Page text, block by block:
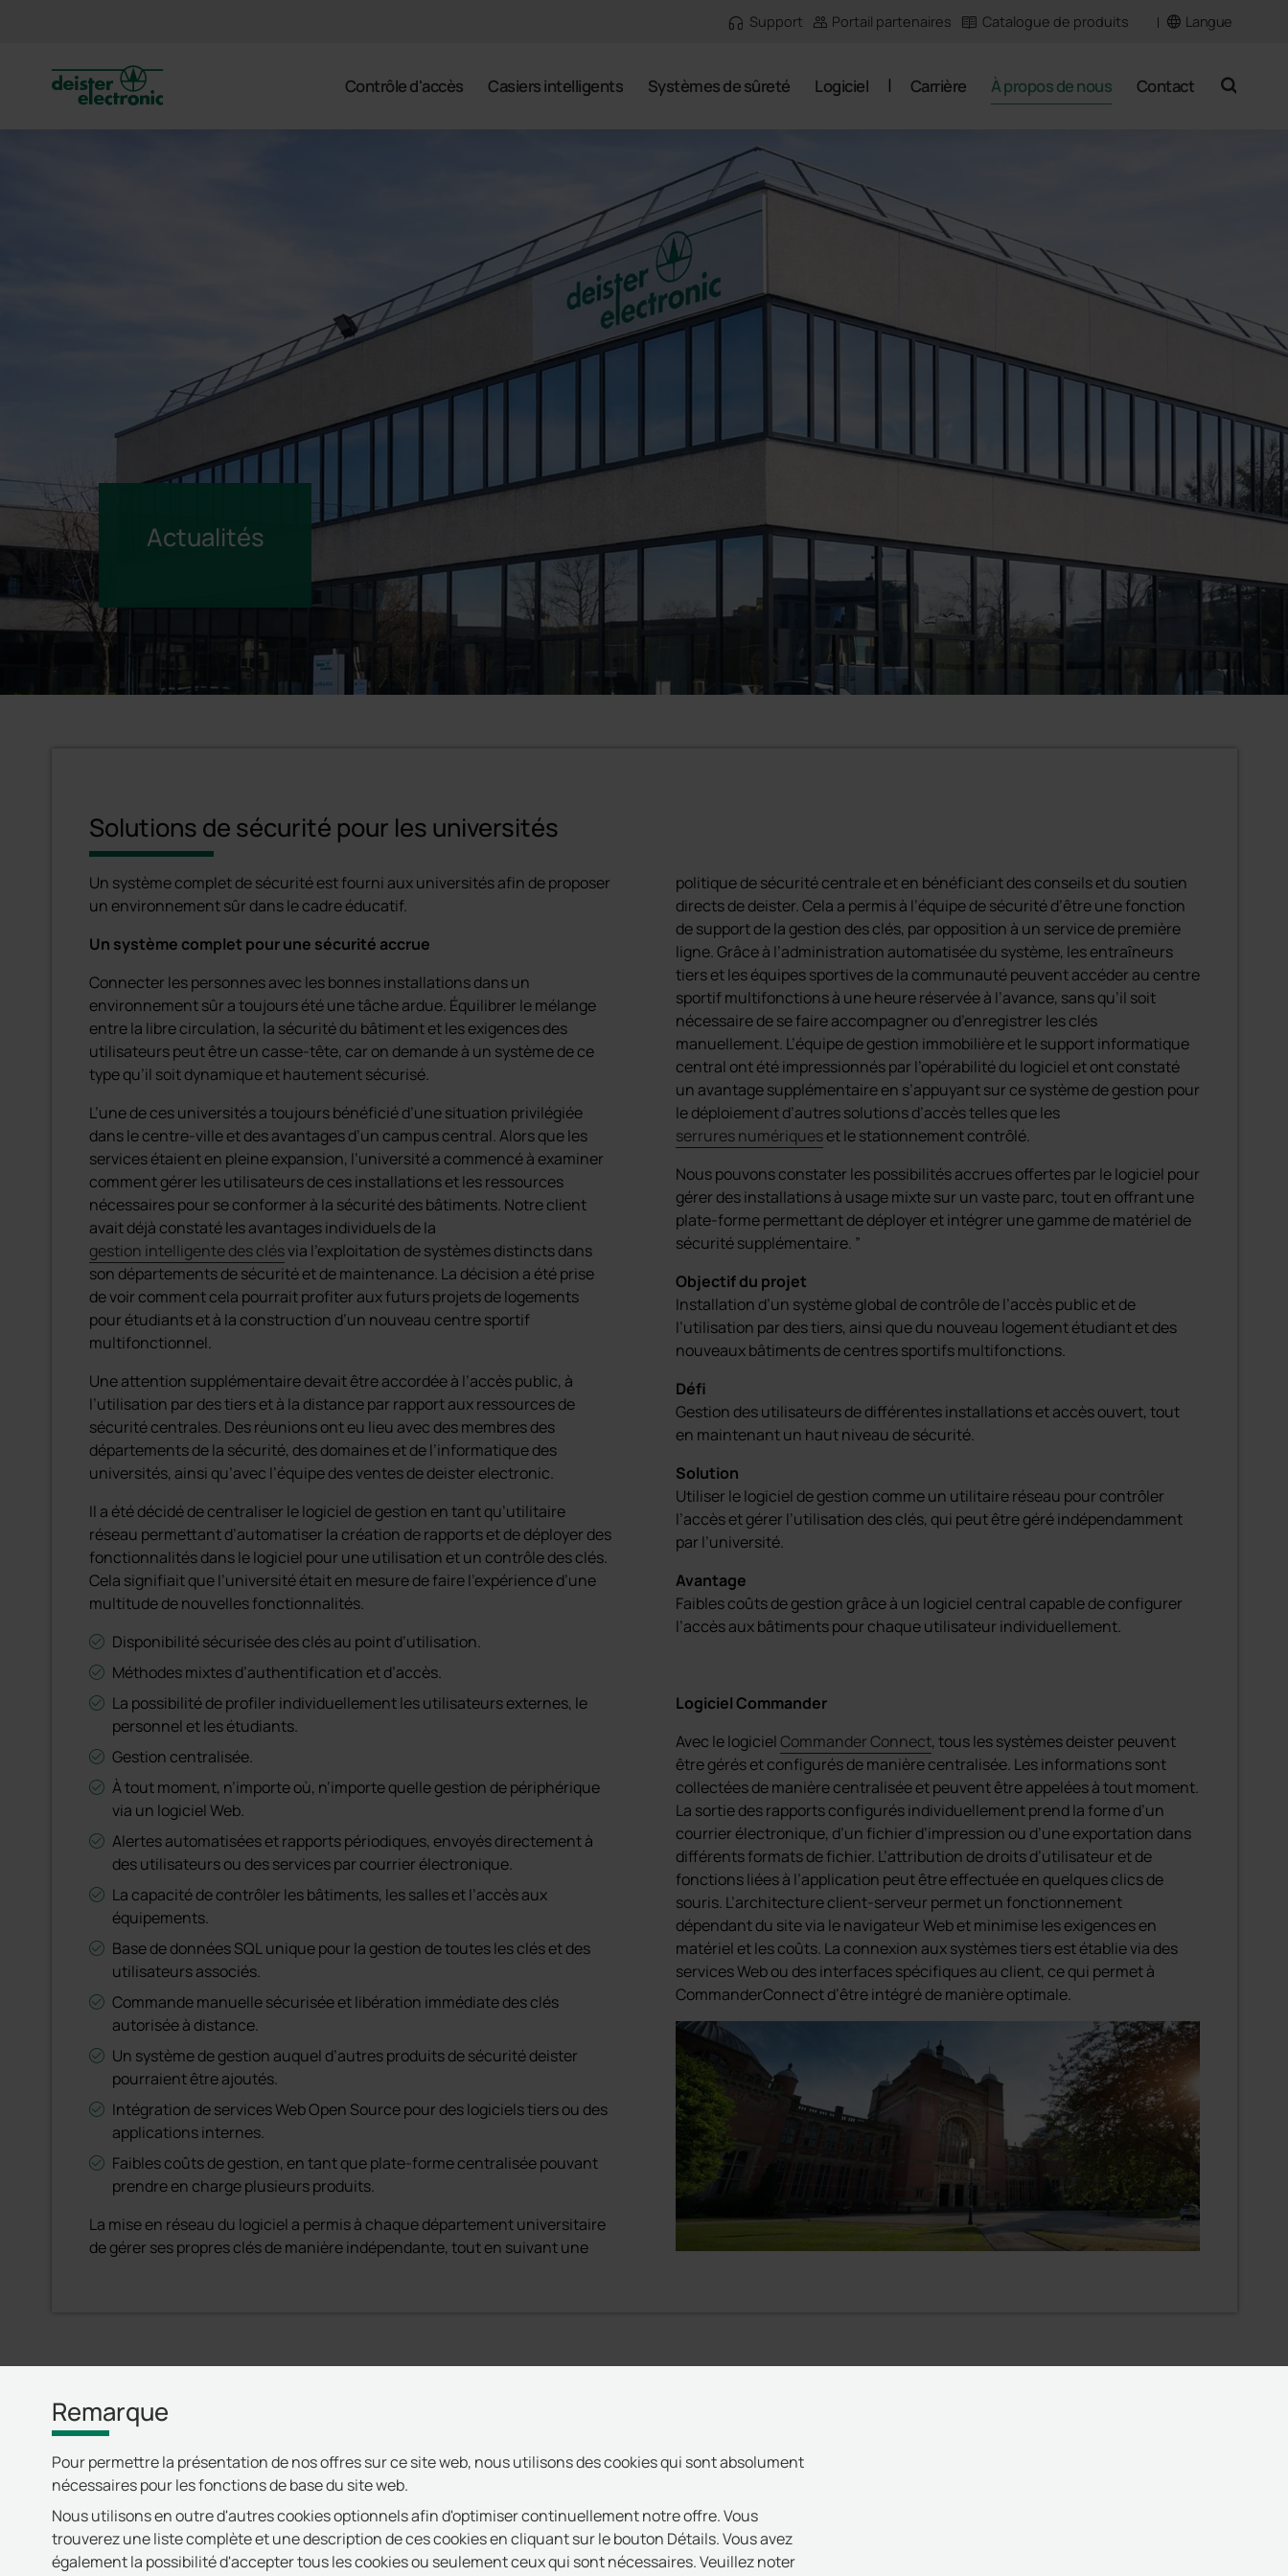
Support Portail partenaires Catalogue de produits Langue
deister Contrôle d'accès Casiers intelligents Systèmes de sûreté Logiciel Carrière À propos de nous Contact search
Actualités
Solutions de sécurité pour les universités
Un système complet de sécurité est fourni aux universités afin de proposer
un environnement sûr dans le cadre éducatif.
Un système complet pour une sécurité accrue
Connecter les personnes avec les bonnes installations dans un
environnement sûr a toujours été une tâche ardue. Équilibrer le mélange
entre la libre circulation, la sécurité du bâtiment et les exigences des
utilisateurs peut être un casse-tête, car on demande à un système de ce
type qu’il soit dynamique et hautement sécurisé.
L’une de ces universités a toujours bénéficié d’une situation privilégiée
dans le centre-ville et des avantages d’un campus central. Alors que les
services étaient en pleine expansion, l’université a commencé à examiner
comment gérer les utilisateurs de ces installations et les ressources
nécessaires pour se conformer à la sécurité des bâtiments. Notre client
avait déjà constaté les avantages individuels de la
gestion intelligente des clésvia l’exploitation de systèmes distincts dans
son départements de sécurité et de maintenance. La décision a été prise
de voir comment cela pourrait profiter aux futurs projets de logements
pour étudiants et à la construction d’un nouveau centre sportif
multifonctionnel.
Une attention supplémentaire devait être accordée à l’accès public, à
l’utilisation par des tiers et à la distance par rapport aux ressources de
sécurité centrales. Des réunions ont eu lieu avec des membres des
départements de la sécurité, des domaines et de l’informatique des
universités, ainsi qu’avec l’équipe des ventes de deister electronic.
Il a été décidé de centraliser le logiciel de gestion en tant qu’utilitaire
réseau permettant d’automatiser la création de rapports et de déployer des
fonctionnalités dans le logiciel pour une utilisation et un contrôle des clés.
Cela signifiait que l’université était en mesure de faire l’expérience d’une
multitude de nouvelles fonctionnalités.
Disponibilité sécurisée des clés au point d’utilisation.
Méthodes mixtes d’authentification et d’accès.
La possibilité de profiler individuellement les utilisateurs externes, le
personnel et les étudiants.
Gestion centralisée.
À tout moment, n’importe où, n’importe quelle gestion de périphérique
via un logiciel Web.
Alertes automatisées et rapports périodiques, envoyés directement à
des utilisateurs ou des services par courrier électronique.
La capacité de contrôler les bâtiments, les salles et l’accès aux
équipements.
Base de données SQL unique pour la gestion de toutes les clés et des
utilisateurs associés.
Commande manuelle sécurisée et libération immédiate des clés
autorisée à distance.
Un système de gestion auquel d’autres produits de sécurité deister
pourraient être ajoutés.
Intégration de services Web Open Source pour des logiciels tiers ou des
applications internes.
Faibles coûts de gestion, en tant que plate-forme centralisée pouvant
prendre en charge plusieurs produits.
La mise en réseau du logiciel a permis à chaque département universitaire
de gérer ses propres clés de manière indépendante, tout en suivant une
politique de sécurité centrale et en bénéficiant des conseils et du soutien
directs de deister. Cela a permis à l’équipe de sécurité d’être une fonction
de support de la gestion des clés, par opposition à un service de première
ligne. Grâce à l’administration automatisée du système, les entraîneurs
tiers et les équipes sportives de la communauté peuvent accéder au centre
sportif multifonctions à une heure réservée à l’avance, sans qu’il soit
nécessaire de se faire accompagner ou d’enregistrer les clés
manuellement. L’équipe de gestion immobilière et le support informatique
central ont été impressionnés par l’opérabilité du logiciel et ont constaté
un avantage supplémentaire en s’appuyant sur ce système de gestion pour
le déploiement d’autres solutions d’accès telles que les
serrures numériqueset le stationnement contrôlé.
Nous pouvons constater les possibilités accrues offertes par le logiciel pour
gérer des installations à usage mixte sur un vaste parc, tout en offrant une
plate-forme permettant de déployer et intégrer une gamme de matériel de
sécurité supplémentaire. ”
Objectif du projet
Installation d’un système global de contrôle de l’accès public et de
l’utilisation par des tiers, ainsi que du nouveau logement étudiant et des
nouveaux bâtiments de centres sportifs multifonctions.
Défi
Gestion des utilisateurs de différentes installations et accès ouvert, tout
en maintenant un haut niveau de sécurité.
Solution
Utiliser le logiciel de gestion comme un utilitaire réseau pour contrôler
l’accès et gérer l’utilisation des clés, qui peut être géré indépendamment
par l’université.
Avantage
Faibles coûts de gestion grâce à un logiciel central capable de configurer
l’accès aux bâtiments pour chaque utilisateur individuellement.
Logiciel Commander
Avec le logicielCommander Connect, tous les systèmes deister peuvent
être gérés et configurés de manière centralisée. Les informations sont
collectées de manière centralisée et peuvent être appelées à tout moment.
La sortie des rapports configurés individuellement prend la forme d’un
courrier électronique, d’un fichier d’impression ou d’une exportation dans
différents formats de fichier. L’attribution de droits d’utilisateur et de
fonctions liées à l’application peut être effectuée en quelques clics de
souris. L’architecture client-serveur permet un fonctionnement
dépendant du site via le navigateur Web et minimise les exigences en
matériel et les coûts. La connexion aux systèmes tiers est établie via des
services Web ou des interfaces spécifiques au client, ce qui permet à
CommanderConnect d’être intégré de manière optimale.
Remarque
Pour permettre la présentation de nos offres sur ce site web, nous utilisons des cookies qui sont absolument
nécessaires pour les fonctions de base du site web.
Nous utilisons en outre d'autres cookies optionnels afin d'optimiser continuellement notre offre. Vous
trouverez une liste complète et une description de ces cookies en cliquant sur le bouton Détails. Vous avez
également la possibilité d'accepter tous les cookies ou seulement ceux qui sont nécessaires. Veuillez noter